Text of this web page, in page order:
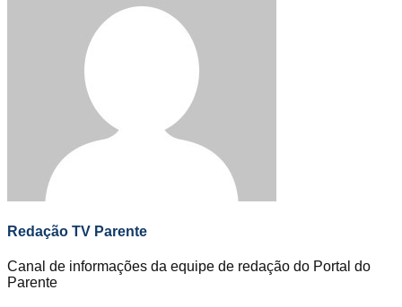
Redação TV Parente
Canal de informações da equipe de redação do Portal do
Parente